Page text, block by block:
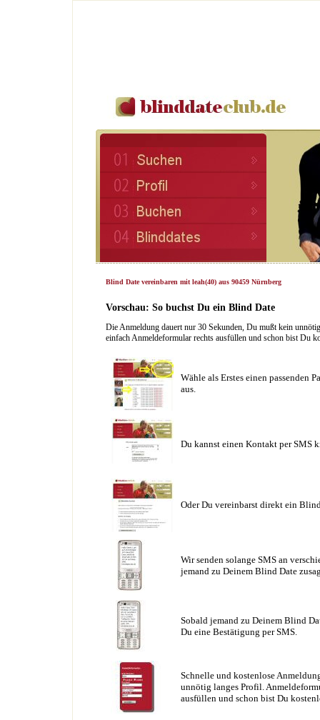
Blind Date vereinbaren mit leah(40) aus 90459 Nürnberg
Vorschau: So buchst Du ein Blind Date
Die Anmeldung dauert nur 30 Sekunden, Du mußt kein
einfach Anmeldeformular rechts ausfüllen und schon bist Du
Wähle als Erstes einen passenden
aus.
Du kannst einen Kontakt per SMS
Oder Du vereinbarst direkt ein
Wir senden solange SMS an
jemand zu Deinem Blind Date
Sobald jemand zu Deinem Blind
Du eine Bestätigung per SMS.
Schnelle und kostenlose
unnötig langes Profil.
ausfüllen und schon bist Du